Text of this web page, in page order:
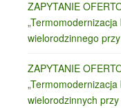
ZAPYTANIE
wielorodzinnego
ZAPYTANIE
wielorodzinnych